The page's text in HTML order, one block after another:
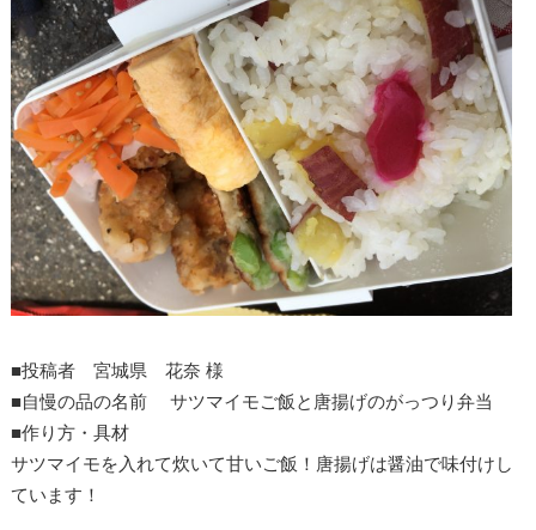
■投稿者 宮城県 花奈 様
■自慢の品の名前 サツマイモご飯と唐揚げのがっつり弁当
■作り方・具材
サツマイモを入れて炊いて甘いご飯！唐揚げは醤油で味付けし
ています！